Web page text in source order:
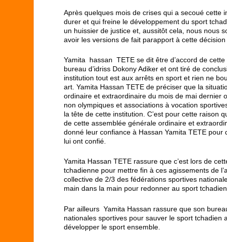
Après quelques mois de crises qui a secoué cette
durer et qui freine le développement du sport
un huissier de justice et, aussitôt cela, nous nous
avoir les versions de fait parapport à cette
Yamita hassan TETE se dit être d’accord de
bureau d’idriss Dokony Adiker et ont tiré de
institution tout est aux arrêts en sport et rien ne
art. Yamita Hassan TETE de préciser que la
ordinaire et extraordinaire du mois de mai dernier
non olympiques et associations à vocation
la tête de cette institution. C’est pour cette raison
de cette assemblée générale ordinaire et
donné leur confiance à Hassan Yamita TETE
lui ont confié.
Yamita Hassan TETE rassure que c’est lors de
tchadienne pour mettre fin à ces agissements de
collective de 2/3 des fédérations sportives
main dans la main pour redonner au sport
Par ailleurs Yamita Hassan rassure que son
nationales sportives pour sauver le sport tchadien
développer le sport ensemble.